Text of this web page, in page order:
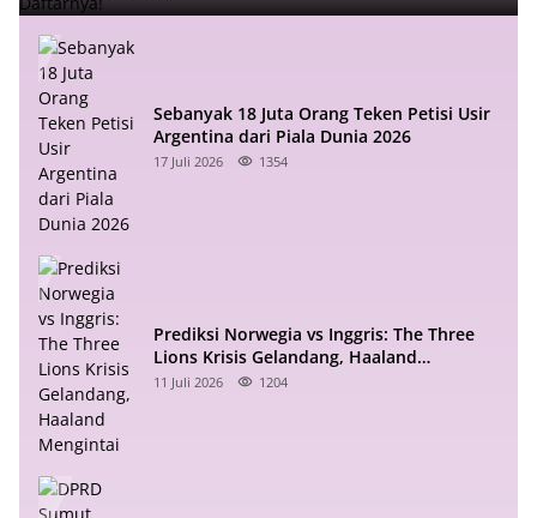
Sebanyak 18 Juta Orang Teken Petisi Usir
Argentina dari Piala Dunia 2026
17 Juli 2026 1354
Prediksi Norwegia vs Inggris: The Three
Lions Krisis Gelandang, Haaland
Mengintai
11 Juli 2026 1204